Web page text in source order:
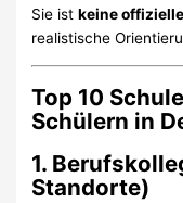
Sie istkeine
realistische
Top 10
Schülern in
1.
Standorte)